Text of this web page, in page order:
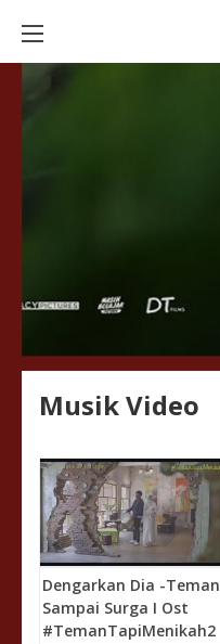
Musik Video
Dengarkan Dia -Teman
Sampai Surga I Ost
#TemanTapiMenikah2